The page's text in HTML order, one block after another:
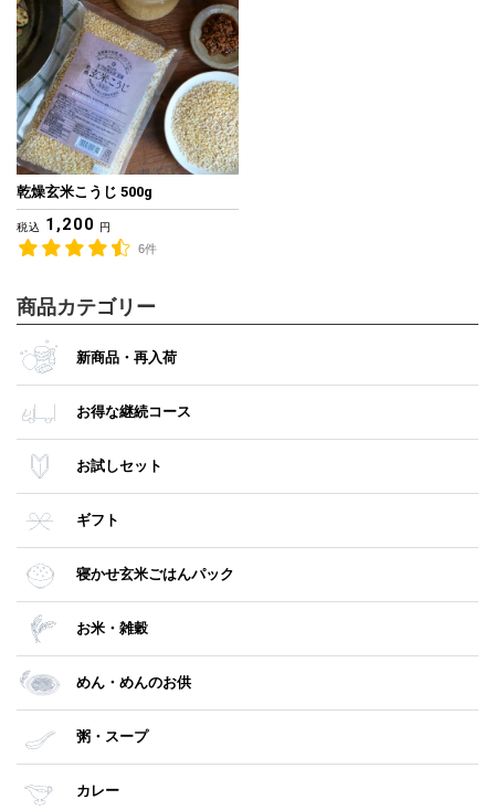
乾燥玄米こうじ 500g
税込 1,200 円
6件
商品カテゴリー
新商品・再入荷
お得な継続コース
お試しセット
ギフト
寝かせ玄米ごはんパック
お米・雑穀
めん・めんのお供
粥・スープ
カレー